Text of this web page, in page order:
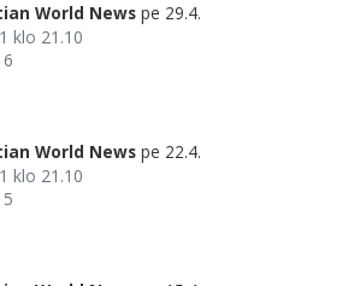
World News pe 29.4.
klo 21.10
World News pe 22.4.
klo 21.10